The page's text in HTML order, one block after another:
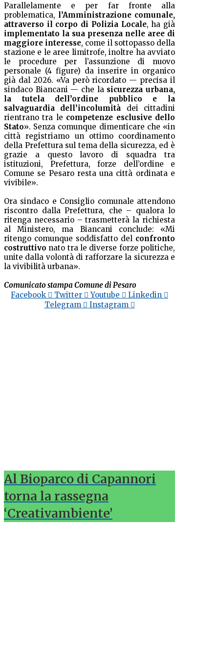
Parallelamente e per far fronte alla
problematica, l’Amministrazione comunale,
attraverso il corpo di Polizia Locale, ha già
implementato la sua presenza nelle aree di
maggiore interesse, come il sottopasso della
stazione e le aree limitrofe, inoltre ha avviato
le procedure per l’assunzione di nuovo
personale (4 figure) da inserire in organico
già dal 2026. «Va però ricordato — precisa il
sindaco Biancani — che la sicurezza urbana,
la tutela dell’ordine pubblico e la
salvaguardia dell’incolumità dei cittadini
rientrano tra le competenze esclusive dello
Stato». Senza comunque dimenticare che «in
città registriamo un ottimo coordinamento
della Prefettura sul tema della sicurezza, ed è
grazie a questo lavoro di squadra tra
istituzioni, Prefettura, forze dell’ordine e
Comune se Pesaro resta una città ordinata e
vivibile».
Ora sindaco e Consiglio comunale attendono
riscontro dalla Prefettura, che – qualora lo
ritenga necessario – trasmetterà la richiesta
al Ministero, ma Biancani conclude: «Mi
ritengo comunque soddisfatto del confronto
costruttivo nato tra le diverse forze politiche,
unite dalla volontà di rafforzare la sicurezza e
la vivibilità urbana».
Comunicato stampa Comune di Pesaro
Facebook
Twitter Youtube
Linkedin
Telegram
Instagram
Al Bioparco di Capannori
torna la rassegna
‘Creativambiente’